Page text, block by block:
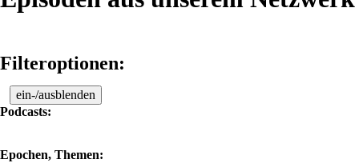
Filteroptionen:
ein-/ausblenden
Podcasts:
Epochen, Themen: